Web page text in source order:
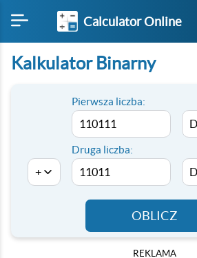
Calculator Online
Kalkulator Binarny
Pierwsza liczba:
Druga liczba:
OBLICZ
REKLAMA